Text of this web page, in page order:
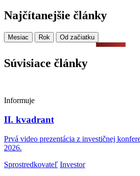
Najčítanejšie články
Mesiac Rok Od začiatku
Súvisiace články
Informuje
II. kvadrant
Prvá video prezentácia z investičnej
2026.
Sprostredkovateľ Investor